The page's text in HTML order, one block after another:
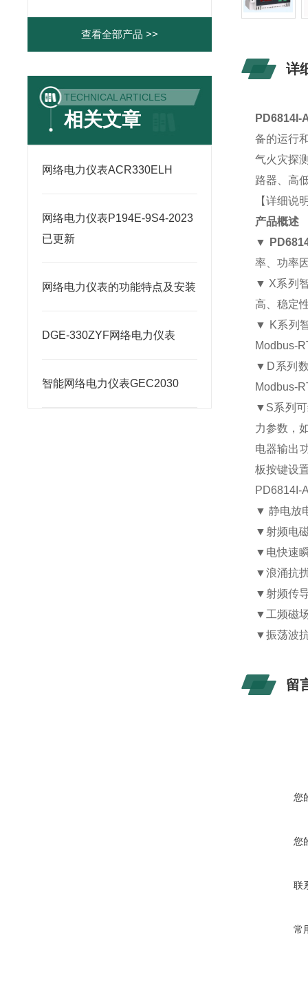
查看全部产品 >>
TECHNICAL ARTICLES
相关文章
网络电力仪表ACR330ELH
网络电力仪表P194E-9S4-2023
已更新
网络电力仪表的功能特点及安装
DGE-330ZYF网络电力仪表
智能网络电力仪表GEC2030
详
PD6814I-
备的运行
气火灾探
路器、高
【详细说
产品概述
▼
率、功率
▼ X系列
高、稳定
▼ K系列
Modbus-
▼D系列
Modbus-
▼S系列
力参数，
电器输出
板按键设
PD6814I-
▼静电放
▼ 射频电
▼ 电快速
▼浪涌抗
▼ 射频传
▼ 工频磁
▼振荡波
留
您
您
联
常